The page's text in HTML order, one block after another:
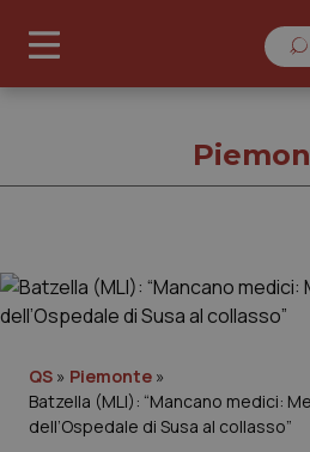
Governo e Parlamento
QS » Piemonte »
Batzella (MLI): “Mancano medici:
dell’Ospedale di Susa al collasso”